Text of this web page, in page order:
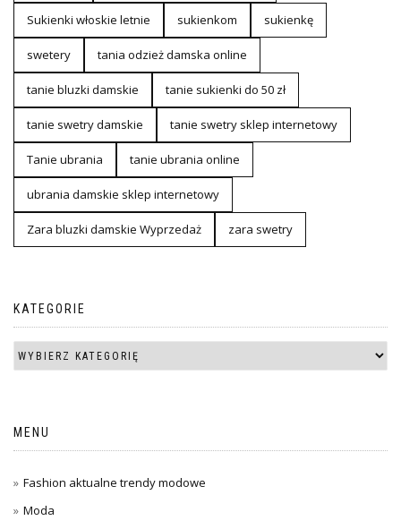
Sukienki włoskie letnie sukienkom sukienkę
swetery tania odzież damska online
tanie bluzki damskie tanie sukienki do 50 zł
tanie swetry damskie tanie swetry sklep internetowy
Tanie ubrania tanie ubrania online
ubrania damskie sklep internetowy
Zara bluzki damskie Wyprzedaż zara swetry
KATEGORIE
MENU
Fashion aktualne trendy modowe
Moda